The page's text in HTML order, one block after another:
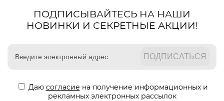
ПОДПИСЫВАЙТЕСЬ НА НАШИ
НОВИНКИ И СЕКРЕТНЫЕ АКЦИИ!
Даю согласие на получение информационных и
рекламных электронных рассылок